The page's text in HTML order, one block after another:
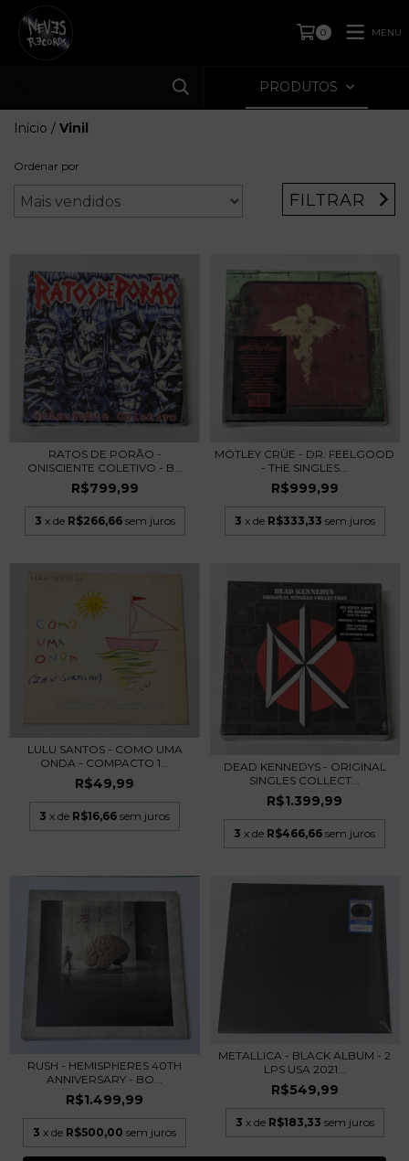
0 MENU
PRODUTOS
Início / Vinil
Ordenar por
FILTRAR
RATOS DE PORÃO -
ONISCIENTE COLETIVO - B...
R$799,99
3 x de R$266,66 sem juros
MÖTLEY CRÜE - DR. FEELGOOD
- THE SINGLES...
R$999,99
3 x de R$333,33 sem juros
LULU SANTOS - COMO UMA
ONDA - COMPACTO 1...
R$49,99
3 x de R$16,66 sem juros
DEAD KENNEDYS - ORIGINAL
SINGLES COLLECT...
R$1.399,99
3 x de R$466,66 sem juros
RUSH - HEMISPHERES 40TH
ANNIVERSARY - BO...
R$1.499,99
3 x de R$500,00 sem juros
METALLICA - BLACK ALBUM - 2
LPS USA 2021...
R$549,99
3 x de R$183,33 sem juros